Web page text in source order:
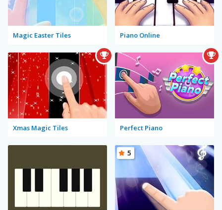
Magic Easter Tiles Piano Online
Xmas Magic Tiles Perfect Piano
5